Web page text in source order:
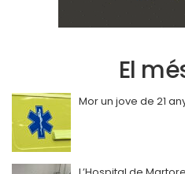
El
Mor un jove de 21